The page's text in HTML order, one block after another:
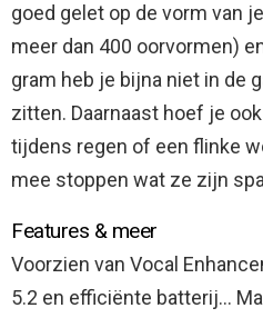
goed gelet op de vorm van
meer dan 400 oorvormen)
gram heb je bijna niet in de
zitten. Daarnaast hoef je
tijdens regen of een flinke
mee stoppen wat ze zijn
Features & meer
Voorzien van Vocal
5.2 en efficiënte batterij…